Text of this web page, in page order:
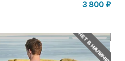
3 800 ₽
НЕТ В НАЛИЧИИ